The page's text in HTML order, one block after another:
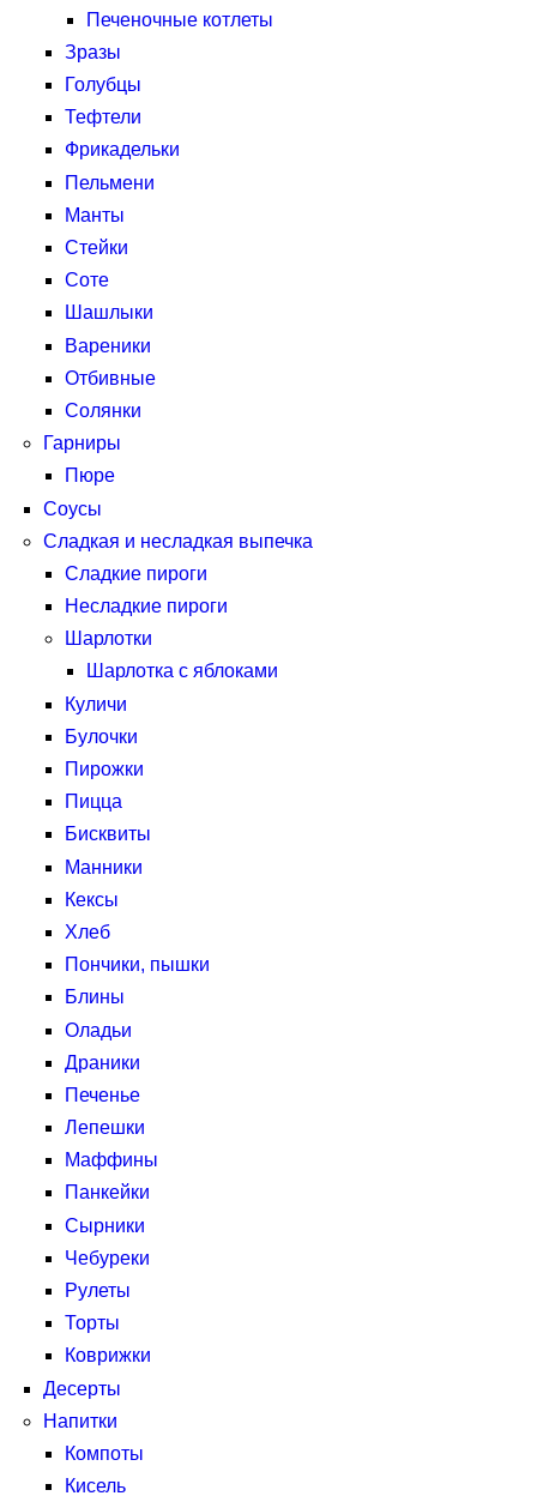
Печеночные котлеты
Зразы
Голубцы
Тефтели
Фрикадельки
Пельмени
Манты
Стейки
Соте
Шашлыки
Вареники
Отбивные
Солянки
Гарниры
Пюре
Соусы
Сладкая и несладкая выпечка
Сладкие пироги
Несладкие пироги
Шарлотки
Шарлотка с яблоками
Куличи
Булочки
Пирожки
Пицца
Бисквиты
Манники
Кексы
Хлеб
Пончики, пышки
Блины
Оладьи
Драники
Печенье
Лепешки
Маффины
Панкейки
Сырники
Чебуреки
Рулеты
Торты
Коврижки
Десерты
Напитки
Компоты
Кисель